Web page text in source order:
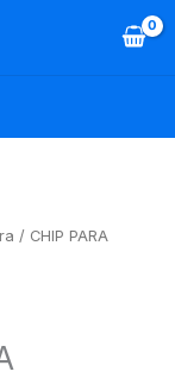
/ CHIP PARA